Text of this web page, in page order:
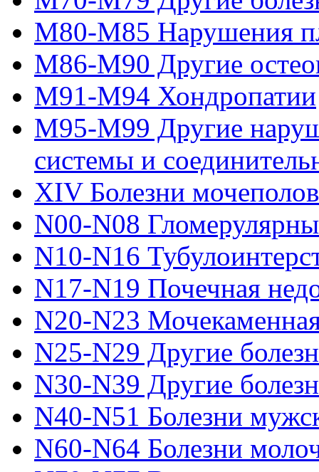
M80-M85 Нарушения
M86-M90 Другие
M91-M94 Хондропатии
M95-M99 Другие
системы и
XIV Болезни
N00-N08
N10-N16
N17-N19 Почечная
N20-N23
N25-N29 Другие
N30-N39 Другие
N40-N51 Болезни
N60-N64 Болезни